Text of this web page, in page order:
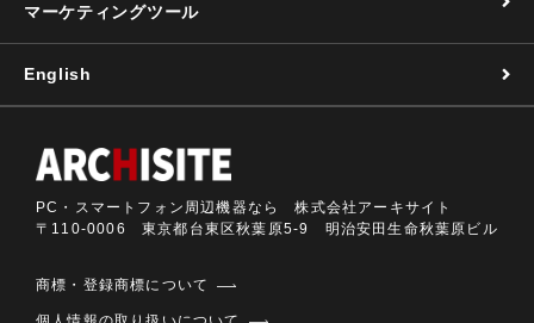
マーケティングツール
English
PC・スマートフォン周辺機器なら 株式会社アーキサイト
〒110-0006 東京都台東区秋葉原5-9 明治安田生命秋葉原ビル
商標・登録商標について